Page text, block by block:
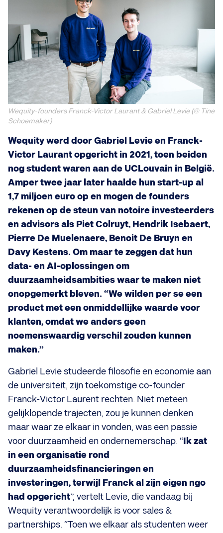
Wequity-founders Franck-Victor Laurant & Gabriel Levie (© Tine
Schoemaker)
Wequity werd door Gabriel Levie en Franck-
Victor Laurant opgericht in 2021, toen beiden
nog student waren aan de UCLouvain in België.
Amper twee jaar later haalde hun start-up al
1,7 miljoen euro op en mogen de founders
rekenen op de steun van notoire investeerders
en advisors als Piet Colruyt, Hendrik Isebaert,
Pierre De Muelenaere, Benoit De Bruyn en
Davy Kestens. Om maar te zeggen dat hun
data- en AI-oplossingen om
duurzaamheidsambities waar te maken niet
onopgemerkt bleven. “We wilden per se een
product met een onmiddellijke waarde voor
klanten, omdat we anders geen
noemenswaardig verschil zouden kunnen
maken.”
Gabriel Levie studeerde filosofie en economie aan
de universiteit, zijn toekomstige co-founder
Franck-Victor Laurent rechten. Niet meteen
gelijklopende trajecten, zou je kunnen denken
maar waar ze elkaar in vonden, was een passie
voor duurzaamheid en ondernemerschap. “Ik zat
in een organisatie rond
duurzaamheidsfinancieringen en
investeringen, terwijl Franck al zijn eigen ngo
had opgericht”, vertelt Levie, die vandaag bij
Wequity verantwoordelijk is voor sales &
partnerships. “Toen we elkaar als studenten weer